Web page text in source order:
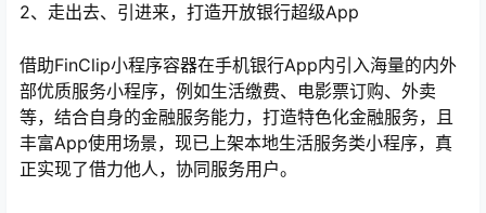
2、走出去、引进来，打造开放银行超级App
借助FinClip小程序容器在手机银行App内引入海量的内外
部优质服务小程序，例如生活缴费、电影票订购、外卖
等，结合自身的金融服务能力，打造特色化金融服务，且
丰富App使用场景，现已上架本地生活服务类小程序，真
正实现了借力他人，协同服务用户。